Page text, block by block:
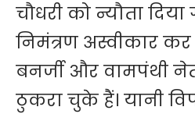
चौधरी को न्यौता
निमंत्रण अस्वीकार कर
बनर्जी और वामपंथी
ठुकरा चुके हैं। यानी